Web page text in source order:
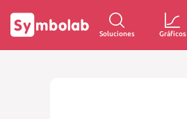
Soluciones Gráficos